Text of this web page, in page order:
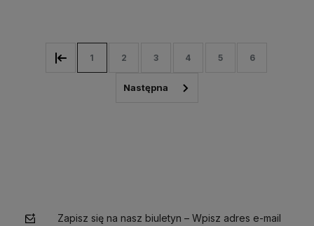
1 2 3 4 5 6
Zapisz się na nasz biuletyn – Wpisz adres e-mail